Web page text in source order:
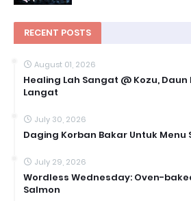
RECENT POSTS
August 01, 2026
Healing Lah Sangat @ Kozu,
Langat
July 30, 2026
Daging Korban Bakar Untuk Menu
July 29, 2026
Wordless Wednesday: Oven-
Salmon